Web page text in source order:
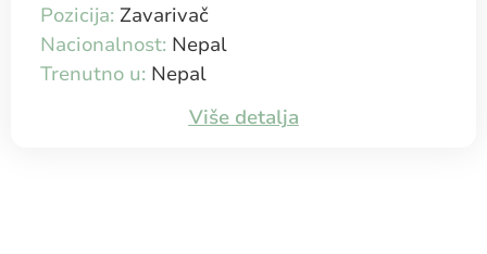
Pozicija: Zavarivač
Nacionalnost: Nepal
Trenutno u: Nepal
Više detalja